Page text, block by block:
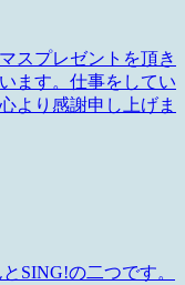
スプレゼントを頂き
ます。仕事をしてい
より感謝申し上げま
SING!の二つです。